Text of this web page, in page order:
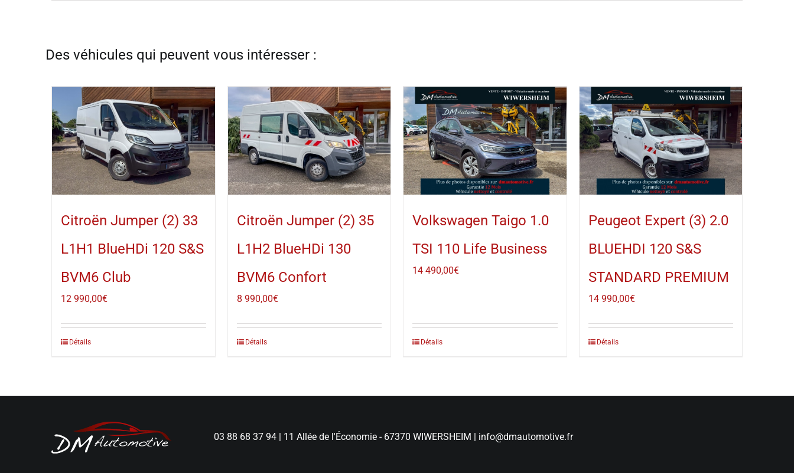
Citroën Jumper (2) 33
L1H1 BlueHDi 120 S&S
BVM6 Club
12 990,00€
Détails
Citroën Jumper (2) 35
L1H2 BlueHDi 130
BVM6 Confort
8 990,00€
Détails
Volkswagen Taigo 1.0
TSI 110 Life Business
14 490,00€
Détails
Peugeot Expert (3) 2.0
BLUEHDI 120 S&S
STANDARD PREMIUM
14 990,00€
Détails
03 88 68 37 94 11 Allée de l'Économie - 67370 WIWERSHEIM info@dmautomotive.fr